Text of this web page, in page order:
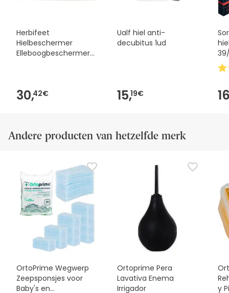
Herbifeet
Hielbeschermer
Elleboogbeschermer
30,42€
Ualf hiel anti-
decubitus 1ud
15,19€
Andere producten van hetzelfde merk
OrtoPrime Wegwerp
Zeepsponsjes voor
Baby's en
Ortoprime Pera
Lavativa Enema
Irrigador
y